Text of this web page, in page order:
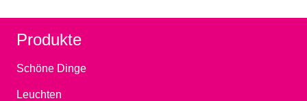
Produkte
Schöne Dinge
Leuchten